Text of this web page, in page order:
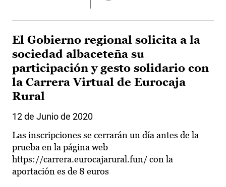
El Gobierno regional solicita a la
sociedad albaceteña su
participación y gesto solidario con
la Carrera Virtual de Eurocaja
Rural
12 de Junio de 2020
Las inscripciones se cerrarán un día antes de la
prueba en la página web
https://carrera.eurocajarural.fun/ con la
aportación es de 8 euros